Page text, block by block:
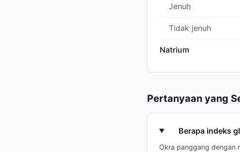
Jenuh
Tidak jenuh
Natrium
Pertanyaan yang
Berapa indeks
Okra panggang dengan